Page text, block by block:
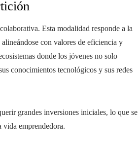
Esta modalidad responde a la
con valores de eficiencia y
donde los jóvenes no solo
conocimientos tecnológicos y sus redes
grandes inversiones iniciales, lo que se
vida emprendedora.